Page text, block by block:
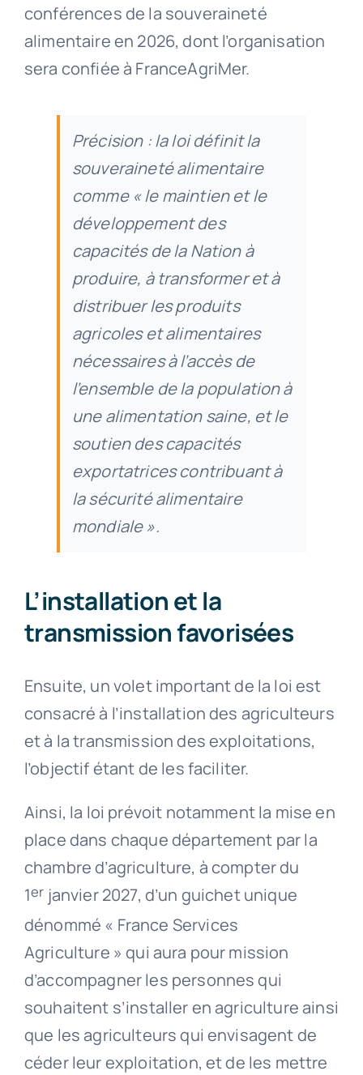
conférences de la souveraineté
alimentaire en 2026, dont l’organisation
sera confiée à FranceAgriMer.
Précision : la loi définit la
souveraineté alimentaire
comme « le maintien et le
développement des
capacités de la Nation à
produire, à transformer et à
distribuer les produits
agricoles et alimentaires
nécessaires à l’accès de
l’ensemble de la population à
une alimentation saine, et le
soutien des capacités
exportatrices contribuant à
la sécurité alimentaire
mondiale ».
L’installation et la
transmission favorisées
Ensuite, un volet important de la loi est
consacré à l’installation des agriculteurs
et à la transmission des exploitations,
l’objectif étant de les faciliter.
Ainsi, la loi prévoit notamment la mise en
place dans chaque département par la
chambre d’agriculture, à compter du
1er janvier 2027, d’un guichet unique
dénommé « France Services
Agriculture » qui aura pour mission
d’accompagner les personnes qui
souhaitent s’installer en agriculture ainsi
que les agriculteurs qui envisagent de
céder leur exploitation, et de les mettre